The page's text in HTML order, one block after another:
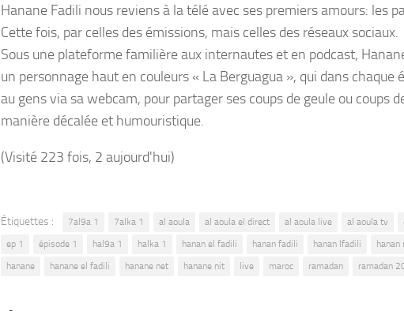
Hanane Fadili nous reviens à la télé avec ses premiers amours: les
Cette fois, par celles des émissions, mais celles des réseaux sociaux.
Sous une plateforme familière aux internautes et en podcast,
un personnage haut en couleurs « La Berguagua », qui dans chaque
au gens via sa webcam, pour partager ses coups de geule ou coups
manière décalée et humouristique.
(Visité 223 fois, 2 aujourd'hui)
Étiquettes : 7al9a 1 7alka 1 al aoula al aoula el direct al aoula live al aoula tv
ep 1
épisode 1 hal9a 1 halka 1 hanan el fadili hanan fadili hanan lfadili hanan
hanane
hanane el fadili hanane net hanane nit live maroc ramadan ramadan